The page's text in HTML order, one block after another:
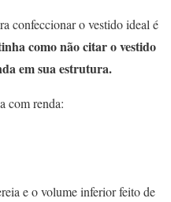
confeccionar o vestido ideal é
como não citar o vestido
em sua estrutura.
com renda:
e o volume inferior feito de